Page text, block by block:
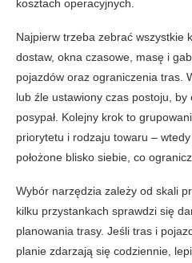
kosztach operacyjnych.
Najpierw trzeba zebrać wszystkie
dostaw, okna czasowe, masę i
pojazdów oraz ograniczenia tras.
lub źle ustawiony czas postoju, by
posypał. Kolejny krok to
priorytetu i rodzaju towaru –
położone blisko siebie, co
Wybór narzędzia zależy od skali
kilku przystankach sprawdzi się
planowania trasy. Jeśli tras i
planie zdarzają się codziennie,